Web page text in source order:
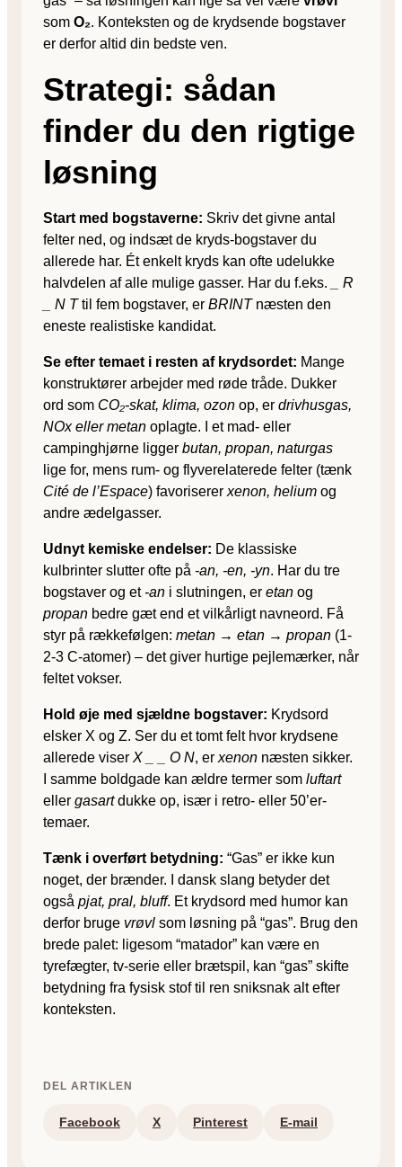
som O₂. Konteksten og de krydsende bogstaver
er derfor altid din bedste ven.
Strategi: sådan
finder du den rigtige
løsning
Start med bogstaverne: Skriv det givne antal
felter ned, og indsæt de kryds-bogstaver du
allerede har. Ét enkelt kryds kan ofte udelukke
halvdelen af alle mulige gasser. Har du f.eks.
_ R
_ N Ttil fem bogstaver, er BRINTnæsten den
eneste realistiske kandidat.
Se efter temaet i resten af krydsordet: Mange
konstruktører arbejder med røde tråde. Dukker
ord som CO₂-skat, klima, ozon op, er drivhusgas,
NOx eller metan oplagte. I et mad- eller
campinghjørne ligger butan, propan, naturgas
lige for, mens rum- og flyverelaterede felter (tænk
Cité de l’Espace) favoriserer xenon, helium og
andre ædelgasser.
Udnyt kemiske endelser: De klassiske
kulbrinter slutter ofte på -an, -en, -yn. Har du tre
bogstaver og et -an i slutningen, er etan og
propan bedre gæt end et vilkårligt navneord. Få
styr på rækkefølgen: metan → etan → propan (1-
2-3 C-atomer) – det giver hurtige pejlemærker, når
feltet vokser.
Hold øje med sjældne bogstaver: Krydsord
elsker X og Z. Ser du et tomt felt hvor krydsene
allerede viser X _ _ O N, er xenon næsten sikker.
I samme boldgade kan ældre termer som luftart
eller gasartdukke op, især i retro- eller 50’er-
temaer.
Tænk i overført betydning: “Gas” er ikke kun
noget, der brænder. I dansk slang betyder det
også pjat, pral, bluff. Et krydsord med humor kan
derfor bruge vrøvl som løsning på “gas”. Brug den
brede palet: ligesom “matador” kan være en
tyrefægter, tv-serie eller brætspil, kan “gas” skifte
betydning fra fysisk stof til ren sniksnak alt efter
konteksten.
DEL ARTIKLEN
Facebook X Pinterest E-mail